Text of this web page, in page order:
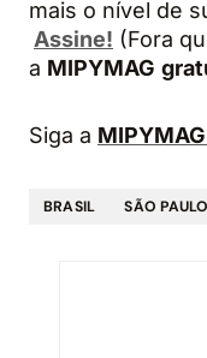
mais o nível de
Assine! (Fora
a MIPYMAG
Siga a
BRASIL SÃO PAULO